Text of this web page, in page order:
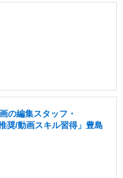
の編集スタッフ・
奨/動画スキル習得」豊島